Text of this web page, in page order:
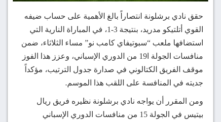
حقق نادي برشلونة انتصاراً بالغ الأهمية على حساب ضيفه
القوي أتلتيكو مدريد، بنتيجة 3-1، في المباراة النارية التي
استضافها ملعب “سبوتيفاي كامب نو” مساء الثلاثاء، ضمن
منافسات الجولة ا19 من الدوري الإسباني، وعزز هذا الفوز
موقف الفريق الكتالوني في صدارة جدول الترتيب، مؤكداً
جديته في المنافسة على اللقب هذا الموسم.
ومن المقرر أن يواجه نادي برشلونة نظيره فريق ريال
بيتيس في الجولة 15 من منافسات الدوري الإسباني